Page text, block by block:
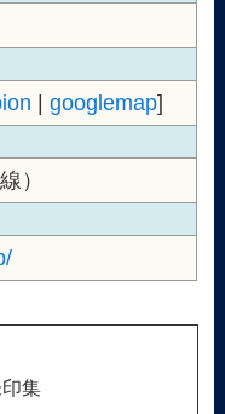
|googlemap]
）
集